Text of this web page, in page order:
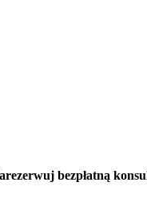
bezpłatną